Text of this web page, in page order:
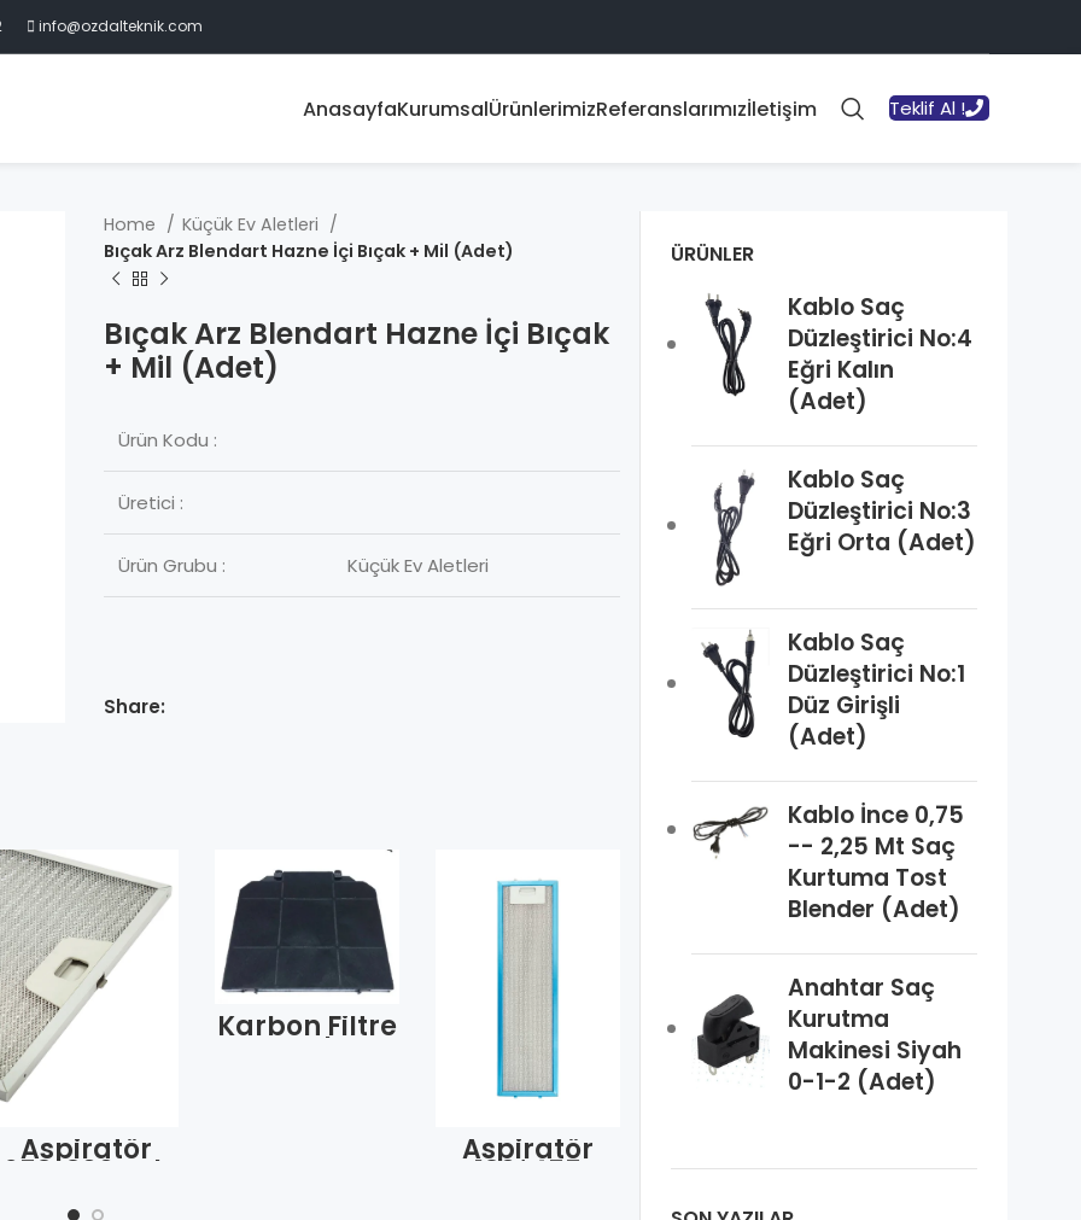
info@ozdalteknik.com
AnasayfaKurumsalÜrünlerimizReferanslarımızİletişim Teklif Al !
Home
Küçük Ev Aletleri
Bıçak Arz Blendart Hazne İçi Bıçak + Mil (Adet)
Bıçak Arz Blendart Hazne İçi Bıçak
+ Mil (Adet)
Ürün Kodu :
Üretici :
Ürün Grubu : Küçük Ev Aletleri
Share:
Aspiratör
253*300 Tek
Karbon Filtre
Franke
Aspiratör
130*455
Karbon Filtre
Yeni
Silverline
8350001006
Karbon Filtre
Simfer 1022
ÜRÜNLER
Kablo Saç
Düzleştirici No:4
Eğri Kalın
(Adet)
Kablo Saç
Düzleştirici No:3
Eğri Orta (Adet)
Kablo Saç
Düzleştirici No:1
Düz Girişli
(Adet)
Kablo İnce 0,75
-- 2,25 Mt Saç
Kurtuma Tost
Blender (Adet)
Anahtar Saç
Kurutma
Makinesi Siyah
0-1-2 (Adet)